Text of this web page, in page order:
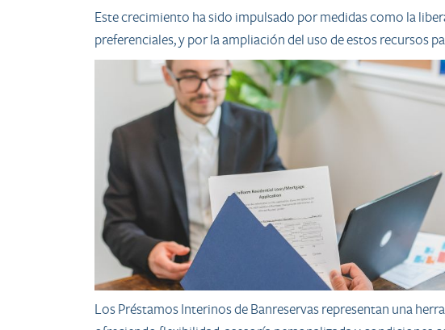
Este crecimiento ha sido impulsado por medidas como la
preferenciales, y por la ampliación del uso de estos recursos
Los Préstamos Interinos de Banreservas representan una